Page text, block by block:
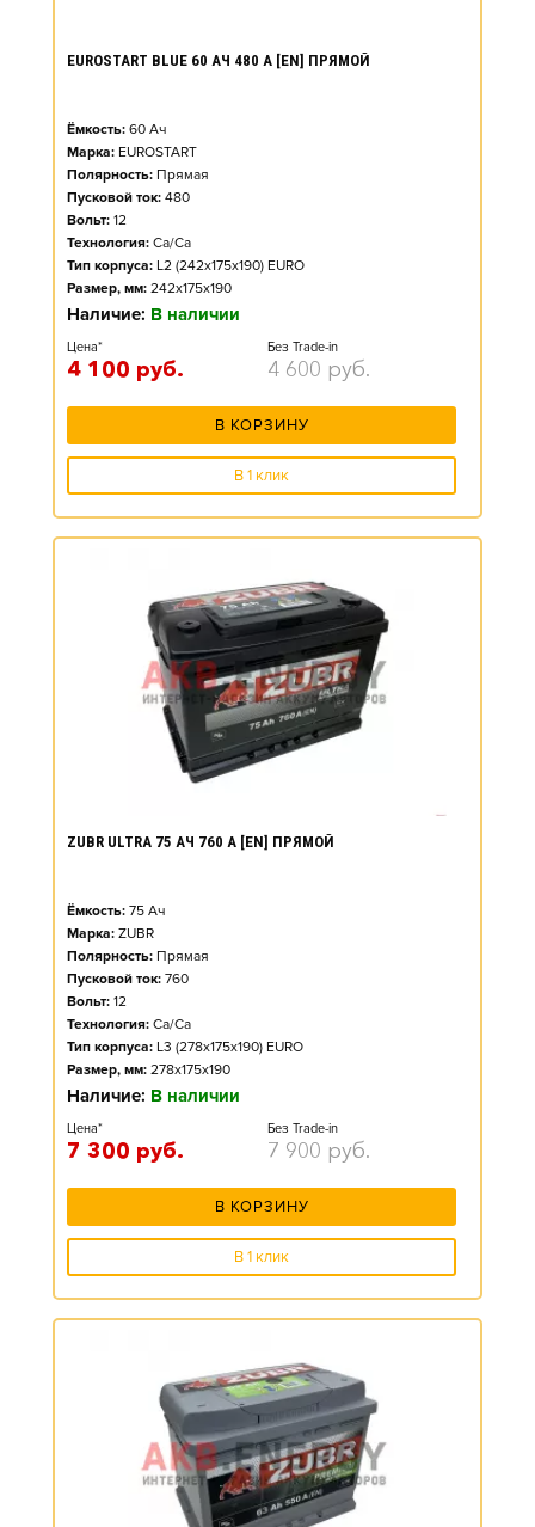
EUROSTART BLUE 60 АЧ 480 А [EN] ПРЯМОЙ
Ёмкость: 60 Ач
Марка: EUROSTART
Полярность: Прямая
Пусковой ток: 480
Вольт: 12
Технология: Ca/Ca
Тип корпуса: L2 (242x175x190) EURO
Размер, мм: 242x175x190
Наличие: В наличии
Цена*
4 100 руб.
Без Trade-in
4 600 руб.
В КОРЗИНУ
В 1 клик
ZUBR ULTRA 75 АЧ 760 А [EN] ПРЯМОЙ
Ёмкость: 75 Ач
Марка: ZUBR
Полярность: Прямая
Пусковой ток: 760
Вольт: 12
Технология: Ca/Ca
Тип корпуса: L3 (278x175x190) EURO
Размер, мм: 278x175x190
Наличие: В наличии
Цена*
7 300 руб.
Без Trade-in
7 900 руб.
В КОРЗИНУ
В 1 клик